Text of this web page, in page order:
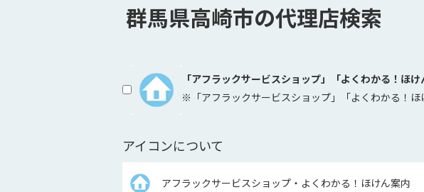
群馬県高崎市の代理店検索
「アフラックサービスショップ」「よくわかる！ほ
※「アフラックサービスショップ」「よくわかる！ほ
アイコンについて
アフラックサービスショップ・よくわかる！ほけん案内